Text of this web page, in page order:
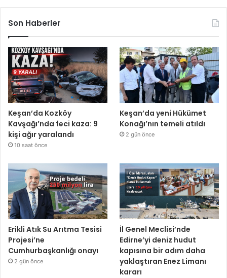
Son Haberler
Keşan’da Kozköy
Kavşağı’nda feci kaza: 9
kişi ağır yaralandı
10 saat önce
Keşan’da yeni Hükümet
Konağı’nın temeli atıldı
2 gün önce
Erikli Atık Su Arıtma Tesisi
Projesi’ne
Cumhurbaşkanlığı onayı
2 gün önce
İl Genel Meclisi’nde
Edirne’yi deniz hudut
kapısına bir adım daha
yaklaştıran Enez Limanı
kararı